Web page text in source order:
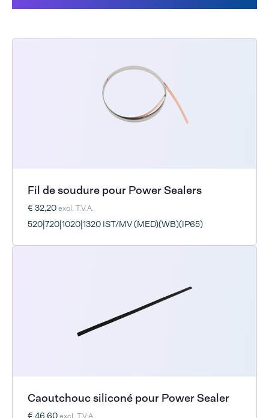
Fil de soudure pour Power Sealers
€ 32,20excl. T.V.A.
520|720|1020|1320 IST/MV (MED)(WB)(IP65)
Caoutchouc siliconé pour Power Sealer
€ 46,60